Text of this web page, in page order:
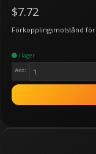
$7.72
Förkopplingsmotstånd
i lager
Ant: